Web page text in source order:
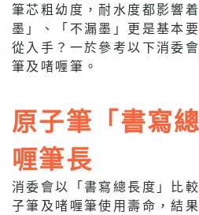
筆芯粗幼度，耐水度都影響
墨」、「不漏墨」更是基本
從入手？一於參考以下消委
筆及啫喱筆。
原子筆「書寫
喱筆長
消委會以「書寫總長度」比
子筆及啫喱筆使用壽命，結